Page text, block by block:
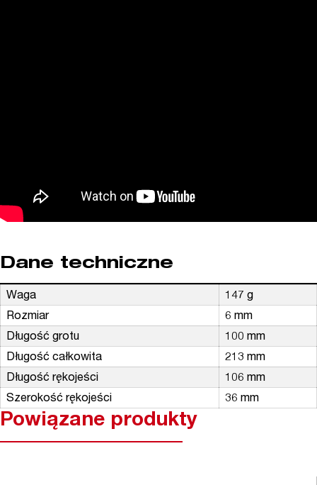
Dane techniczne
Waga
147 g
Rozmiar
6 mm
Długość grotu
100 mm
Długość całkowita
213 mm
Długość rękojeści
106 mm
Szerokość rękojeści
36 mm
Powiązane produkty